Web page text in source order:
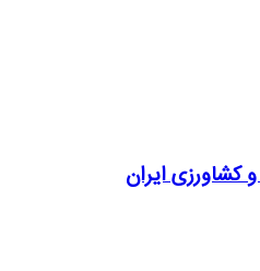
و کشاورزی ایران